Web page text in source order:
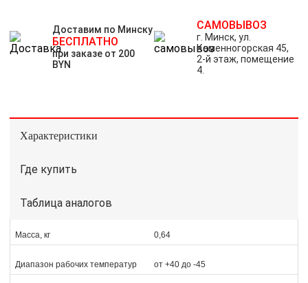
Доставим по Минску
БЕСПЛАТНО
при заказе от 200
BYN
САМОВЫВОЗ
г. Минск, ул.
Каменногорская 45,
2-й этаж, помещение
4.
Характеристики
Где купить
Таблица аналогов
Масса, кг 0,64
Диапазон рабочих температур от +40 до -45